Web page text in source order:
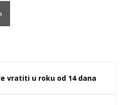
vratiti u roku od 14 dana